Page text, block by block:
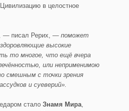
в целостное
— писал Рерих, — поможет
высокие
то многое, что ещё вчера
нностью, или неприменимою
смешным с точки зрения
и суеверий».
стало Знамя Мира,